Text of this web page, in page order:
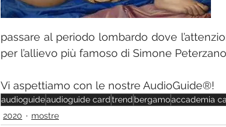
passare al periodo lombardo dove
per l’allievo più famoso di Simone
Vi aspettiamo con le nostre AudioGuide®!
audioguideaudioguide cardtrend bergamoaccademia
2020
mostre